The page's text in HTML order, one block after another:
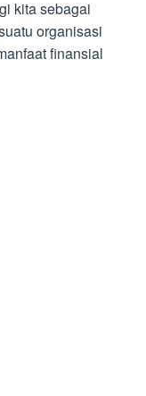
kita sebagai
organisasi
finansial